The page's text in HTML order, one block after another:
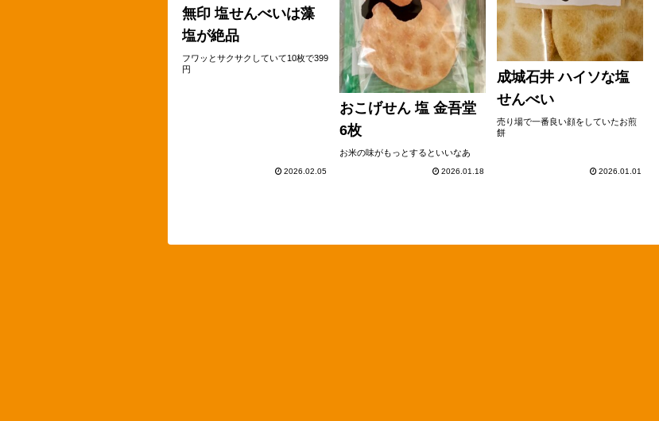
無印 塩せんべいは藻
塩が絶品
フワッとサクサクしていて10枚で399
円
2026.02.05
おこげせん 塩 金吾堂
6枚
お米の味がもっとするといいなあ
2026.01.18
成城石井 ハイソな塩
せんべい
売り場で一番良い顔をしていたお煎
餅
2026.01.01